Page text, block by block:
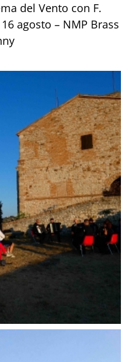
del Vento con F.
agosto – NMP Brass